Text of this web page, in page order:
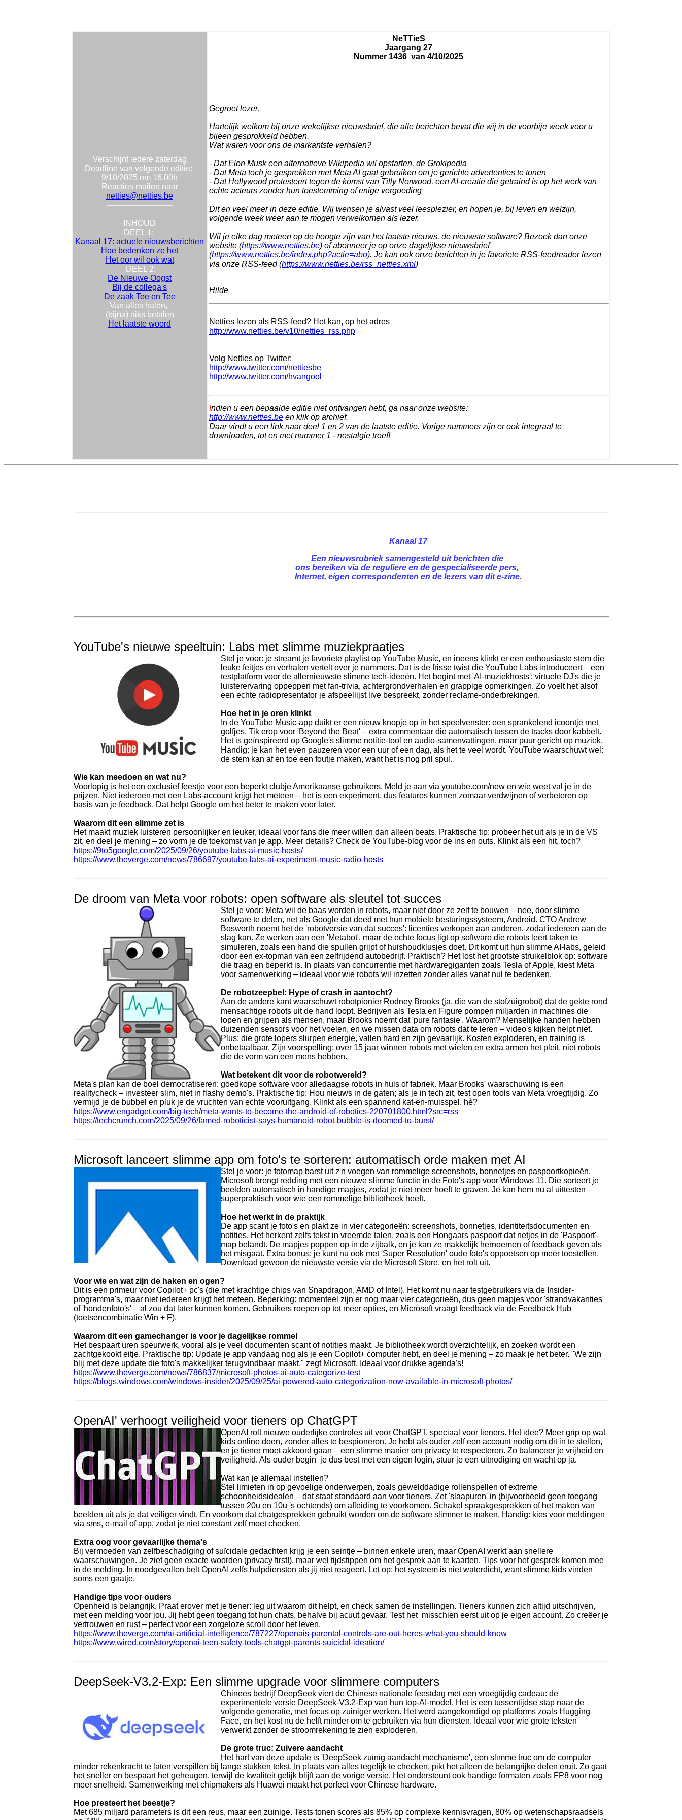
Verschijnt iedere zaterdag
Deadline van volgende editie:
9/10/2025 om 16.00h
Reacties mailen naar
netties@netties.be
INHOUD
DEEL 1:
Kanaal 17: actuele nieuwsberichten
Hoe bedenken ze het
Het oor wil ook wat
DEEL 2:
De Nieuwe Oogst
Bij de collega's
De zaak Tee en Tee
Van alles halen,
(bijna) niks betalen
Het laatste woord
NeTTieS
Jaargang 27
Nummer 1436 van 4/10/2025
Gegroet lezer,
Hartelijk welkom bij onze wekelijkse nieuwsbrief, die alle berichten bevat die wij in de voorbije week voor u
bijeen gesprokkeld hebben.
Wat waren voor ons de markantste verhalen?
- Dat Elon Musk een alternatieve Wikipedia wil opstarten, de Grokipedia
- Dat Meta toch je gesprekken met Meta AI gaat gebruiken om je gerichte advertenties te tonen
- Dat Hollywood protesteert tegen de komst van Tilly Norwood, een AI-creatie die getraind is op het werk van
echte acteurs zonder hun toestemming of enige vergoeding
Dit en veel meer in deze editie. Wij wensen je alvast veel leesplezier, en hopen je, bij leven en welzijn,
volgende week weer aan te mogen verwelkomen als lezer.
Wil je elke dag meteen op de hoogte zijn van het laatste nieuws, de nieuwste software? Bezoek dan onze
website (https://www.netties.be) of abonneer je op onze dagelijkse nieuwsbrief
(https://www.netties.be/index.php?actie=abo). Je kan ook onze berichten in je favoriete RSS-feedreader lezen
via onze RSS-feed (https://www.netties.be/rss_netties.xml)
Hilde
Netties lezen als RSS-feed? Het kan, op het adres
http://www.netties.be/v10/netties_rss.php
Volg Netties op Twitter:
http://www.twitter.com/nettiesbe
http://www.twitter.com/hvangool
Indien u een bepaalde editie niet ontvangen hebt, ga naar onze website:
http://www.netties.be en klik op archief.
Daar vindt u een link naar deel 1 en 2 van de laatste editie. Vorige nummers zijn er ook integraal te
downloaden, tot en met nummer 1 - nostalgie troef!
Kanaal 17
Een nieuwsrubriek samengesteld uit berichten die
ons bereiken via de reguliere en de gespecialiseerde pers,
Internet, eigen correspondenten en de lezers van dit e-zine.
YouTube's nieuwe speeltuin: Labs met slimme muziekpraatjes
Stel je voor: je streamt je favoriete playlist op YouTube Music, en ineens klinkt er een enthousiaste stem die
leuke feitjes en verhalen vertelt over je nummers. Dat is de frisse twist die YouTube Labs introduceert – een
testplatform voor de allernieuwste slimme tech-ideeën. Het begint met 'AI-muziekhosts': virtuele DJ's die je
luisterervaring oppeppen met fan-trivia, achtergrondverhalen en grappige opmerkingen. Zo voelt het alsof
een echte radiopresentator je afspeellijst live bespreekt, zonder reclame-onderbrekingen.
Hoe het in je oren klinkt
In de YouTube Music-app duikt er een nieuw knopje op in het speelvenster: een sprankelend icoontje met
golfjes. Tik erop voor 'Beyond the Beat' – extra commentaar die automatisch tussen de tracks door kabbelt.
Het is geïnspireerd op Google's slimme notitie-tool en audio-samenvattingen, maar puur gericht op muziek.
Handig: je kan het even pauzeren voor een uur of een dag, als het te veel wordt. YouTube waarschuwt wel:
de stem kan af en toe een foutje maken, want het is nog pril spul.
Wie kan meedoen en wat nu?
Voorlopig is het een exclusief feestje voor een beperkt clubje Amerikaanse gebruikers. Meld je aan via youtube.com/new en wie weet val je in de
prijzen. Niet iedereen met een Labs-account krijgt het meteen – het is een experiment, dus features kunnen zomaar verdwijnen of verbeteren op
basis van je feedback. Dat helpt Google om het beter te maken voor later.
Waarom dit een slimme zet is
Het maakt muziek luisteren persoonlijker en leuker, ideaal voor fans die meer willen dan alleen beats. Praktische tip: probeer het uit als je in de VS
zit, en deel je mening – zo vorm je de toekomst van je app. Meer details? Check de YouTube-blog voor de ins en outs. Klinkt als een hit, toch?
https://9to5google.com/2025/09/26/youtube-labs-ai-music-hosts/
https://www.theverge.com/news/786697/youtube-labs-ai-experiment-music-radio-hosts
De droom van Meta voor robots: open software als sleutel tot succes
Stel je voor: Meta wil de baas worden in robots, maar niet door ze zelf te bouwen – nee, door slimme
software te delen, net als Google dat deed met hun mobiele besturingssysteem, Android. CTO Andrew
Bosworth noemt het de 'robotversie van dat succes': licenties verkopen aan anderen, zodat iedereen aan de
slag kan. Ze werken aan een 'Metabot', maar de echte focus ligt op software die robots leert taken te
simuleren, zoals een hand die spullen grijpt of huishoudklusjes doet. Dit komt uit hun slimme AI-labs, geleid
door een ex-topman van een zelfrijdend autobedrijf. Praktisch? Het lost het grootste struikelblok op: software
die traag en beperkt is. In plaats van concurrentie met hardwaregiganten zoals Tesla of Apple, kiest Meta
voor samenwerking – ideaal voor wie robots wil inzetten zonder alles vanaf nul te bedenken.
De robotzeepbel: Hype of crash in aantocht?
Aan de andere kant waarschuwt robotpionier Rodney Brooks (ja, die van de stofzuigrobot) dat de gekte rond
mensachtige robots uit de hand loopt. Bedrijven als Tesla en Figure pompen miljarden in machines die
lopen en grijpen als mensen, maar Brooks noemt dat 'pure fantasie'. Waarom? Menselijke handen hebben
duizenden sensors voor het voelen, en we missen data om robots dat te leren – video's kijken helpt niet.
Plus: die grote lopers slurpen energie, vallen hard en zijn gevaarlijk. Kosten exploderen, en training is
onbetaalbaar. Zijn voorspelling: over 15 jaar winnen robots met wielen en extra armen het pleit, niet robots
die de vorm van een mens hebben.
Wat betekent dit voor de robotwereld?
Meta's plan kan de boel democratiseren: goedkope software voor alledaagse robots in huis of fabriek. Maar Brooks' waarschuwing is een
realitycheck – investeer slim, niet in flashy demo's. Praktische tip: Hou nieuws in de gaten; als je in tech zit, test open tools van Meta vroegtijdig. Zo
vermijd je de bubbel en pluk je de vruchten van echte vooruitgang. Klinkt als een spannend kat-en-muisspel, hè?
https://www.engadget.com/big-tech/meta-wants-to-become-the-android-of-robotics-220701800.html?src=rss
https://techcrunch.com/2025/09/26/famed-roboticist-says-humanoid-robot-bubble-is-doomed-to-burst/
Microsoft lanceert slimme app om foto's te sorteren: automatisch orde maken met AI
Stel je voor: je fotomap barst uit z'n voegen van rommelige screenshots, bonnetjes en paspoortkopieën.
Microsoft brengt redding met een nieuwe slimme functie in de Foto's-app voor Windows 11. Die sorteert je
beelden automatisch in handige mapjes, zodat je niet meer hoeft te graven. Je kan hem nu al uittesten –
superpraktisch voor wie een rommelige bibliotheek heeft.
Hoe het werkt in de praktijk
De app scant je foto's en plakt ze in vier categorieën: screenshots, bonnetjes, identiteitsdocumenten en
notities. Het herkent zelfs tekst in vreemde talen, zoals een Hongaars paspoort dat netjes in de 'Paspoort'-
map belandt. De mapjes poppen op in de zijbalk, en je kan ze makkelijk hernoemen of feedback geven als
het misgaat. Extra bonus: je kunt nu ook met 'Super Resolution' oude foto's oppoetsen op meer toestellen.
Download gewoon de nieuwste versie via de Microsoft Store, en het rolt uit.
Voor wie en wat zijn de haken en ogen?
Dit is een primeur voor Copilot+ pc's (die met krachtige chips van Snapdragon, AMD of Intel). Het komt nu naar testgebruikers via de Insider-
programma's, maar niet iedereen krijgt het meteen. Beperking: momenteel zijn er nog maar vier categorieën, dus geen mapjes voor 'strandvakanties'
of 'hondenfoto's' – al zou dat later kunnen komen. Gebruikers roepen op tot meer opties, en Microsoft vraagt feedback via de Feedback Hub
(toetsencombinatie Win + F).
Waarom dit een gamechanger is voor je dagelijkse rommel
Het bespaart uren speurwerk, vooral als je veel documenten scant of notities maakt. Je bibliotheek wordt overzichtelijk, en zoeken wordt een
zachtgekookt eitje. Praktische tip: Update je app vandaag nog als je een Copilot+ computer hebt, en deel je mening – zo maak je het beter. "We zijn
blij met deze update die foto's makkelijker terugvindbaar maakt," zegt Microsoft. Ideaal voor drukke agenda's!
https://www.theverge.com/news/786837/microsoft-photos-ai-auto-categorize-test
https://blogs.windows.com/windows-insider/2025/09/25/ai-powered-auto-categorization-now-available-in-microsoft-photos/
OpenAI' verhoogt veiligheid voor tieners op ChatGPT
OpenAI rolt nieuwe ouderlijke controles uit voor ChatGPT, speciaal voor tieners. Het idee? Meer grip op wat
kids online doen, zonder alles te bespioneren. Je hebt als ouder zelf een account nodig om dit in te stellen,
en je tiener moet akkoord gaan – een slimme manier om privacy te respecteren. Zo balanceer je vrijheid en
veiligheid. Als ouder begin je dus best met een eigen login, stuur je een uitnodiging en wacht op ja.
Wat kan je allemaal instellen?
Stel limieten in op gevoelige onderwerpen, zoals gewelddadige rollenspellen of extreme
schoonheidsidealen – dat staat standaard aan voor tieners. Zet 'slaapuren' in (bijvoorbeeld geen toegang
tussen 20u en 10u 's ochtends) om afleiding te voorkomen. Schakel spraakgesprekken of het maken van
beelden uit als je dat veiliger vindt. En voorkom dat chatgesprekken gebruikt worden om de software slimmer te maken. Handig: kies voor meldingen
via sms, e-mail of app, zodat je niet constant zelf moet checken.
Extra oog voor gevaarlijke thema's
Bij vermoeden van zelfbeschadiging of suïcidale gedachten krijg je een seintje – binnen enkele uren, maar OpenAI werkt aan snellere
waarschuwingen. Je ziet geen exacte woorden (privacy first!), maar wel tijdstippen om het gesprek aan te kaarten. Tips voor het gesprek komen mee
in de melding. In noodgevallen belt OpenAI zelfs hulpdiensten als jij niet reageert. Let op: het systeem is niet waterdicht, want slimme kids vinden
soms een gaatje.
Handige tips voor ouders
Openheid is belangrijk. Praat erover met je tiener: leg uit waarom dit helpt, en check samen de instellingen. Tieners kunnen zich altijd uitschrijven,
met een melding voor jou. Jij hebt geen toegang tot hun chats, behalve bij acuut gevaar. Test het misschien eerst uit op je eigen account. Zo creëer je
vertrouwen en rust – perfect voor een zorgeloze scroll door het leven.
https://www.theverge.com/ai-artificial-intelligence/787227/openais-parental-controls-are-out-heres-what-you-should-know
https://www.wired.com/story/openai-teen-safety-tools-chatgpt-parents-suicidal-ideation/
DeepSeek-V3.2-Exp: Een slimme upgrade voor slimmere computers
Chinees bedrijf DeepSeek viert de Chinese nationale feestdag met een vroegtijdig cadeau: de
experimentele versie DeepSeek-V3.2-Exp van hun top-AI-model. Het is een tussentijdse stap naar de
volgende generatie, met focus op zuiniger werken. Het werd aangekondigd op platforms zoals Hugging
Face, en het kost nu de helft minder om te gebruiken via hun diensten. Ideaal voor wie grote teksten
verwerkt zonder de stroomrekening te zien exploderen.
De grote truc: Zuivere aandacht
Het hart van deze update is 'DeepSeek zuinig aandacht mechanisme', een slimme truc om de computer
minder rekenkracht te laten verspillen bij lange stukken tekst. In plaats van alles tegelijk te checken, pikt het alleen de belangrijke delen eruit. Zo gaat
het sneller en bespaart het geheugen, terwijl de kwaliteit gelijk blijft aan de vorige versie. Het ondersteunt ook handige formaten zoals FP8 voor nog
meer snelheid. Samenwerking met chipmakers als Huawei maakt het perfect voor Chinese hardware.
Hoe presteert het beestje?
Met 685 miljard parameters is dit een reus, maar een zuinige. Tests tonen scores als 85% op complexe kennisvragen, 80% op wetenschapsraadsels